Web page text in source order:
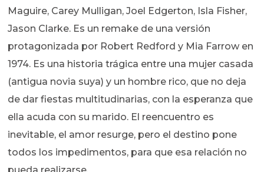
Maguire, Carey Mulligan, Joel Edgerton, Isla Fisher,
Jason Clarke. Es un remake de una versión
protagonizada por Robert Redford y Mia Farrow en
1974. Es una historia trágica entre una mujer casada
(antigua novia suya) y un hombre rico, que no deja
de dar fiestas multitudinarias, con la esperanza que
ella acuda con su marido. El reencuentro es
inevitable, el amor resurge, pero el destino pone
todos los impedimentos, para que esa relación no